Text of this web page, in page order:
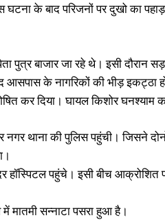
के बाद परिजनों पर दुखो का
पुत्र बाजार जा रहे थे। इसी
आसपास के नागरिकों की भीड़
कर दिया। घायल किशोर
नगर थाना की पुलिस पहुंची। जिसने
पहुंचे। इसी बीच
सन्नाटा पसरा हुआ है।